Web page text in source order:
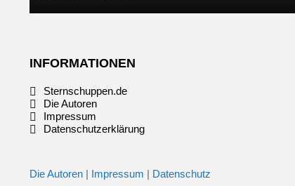
INFORMATIONEN
Sternschuppen.de
Die Autoren
Impressum
Datenschutzerklärung
Die Autoren | Impressum | Datenschutz